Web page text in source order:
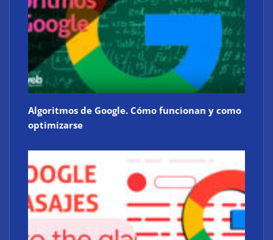
Algoritmos de Google. Cómo funcionan y como
optimizarse